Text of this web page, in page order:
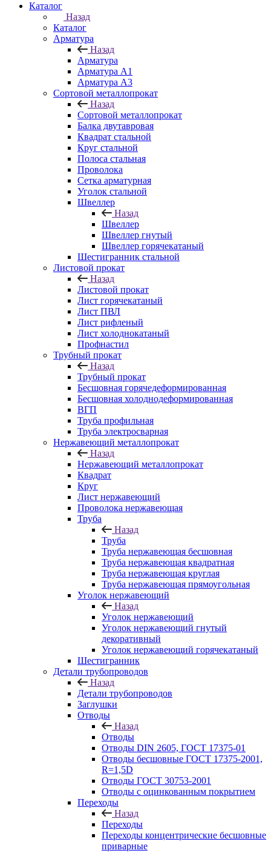
Каталог
Назад
Каталог
Арматура
Назад
Арматура
Арматура A1
Арматура А3
Сортовой металлопрокат
Назад
Сортовой металлопрокат
Балка двутавровая
Квадрат стальной
Круг стальной
Полоса стальная
Проволока
Сетка арматурная
Уголок стальной
Швеллер
Назад
Швеллер
Швеллер гнутый
Швеллер горячекатаный
Шестигранник стальной
Листовой прокат
Назад
Листовой прокат
Лист горячекатаный
Лист ПВЛ
Лист рифленый
Лист холоднокатаный
Профнастил
Трубный прокат
Назад
Трубный прокат
Бесшовная горячедеформированная
Бесшовная холоднодеформированная
ВГП
Труба профильная
Труба электросварная
Нержавеющий металлопрокат
Назад
Нержавеющий металлопрокат
Квадрат
Круг
Лист нержавеющий
Проволока нержавеющая
Труба
Назад
Труба
Труба нержавеющая бесшовная
Труба нержавеющая квадратная
Труба нержавеющая круглая
Труба нержавеющая прямоугольная
Уголок нержавеющий
Назад
Уголок нержавеющий
Уголок нержавеющий гнутый
декоративный
Уголок нержавеющий горячекатаный
Шестигранник
Детали трубопроводов
Назад
Детали трубопроводов
Заглушки
Отводы
Назад
Отводы
Отводы DIN 2605, ГОСТ 17375-01
Отводы бесшовные ГОСТ 17375-2001,
R=1,5D
Отводы ГОСТ 30753-2001
Отводы с оцинкованным покрытием
Переходы
Назад
Переходы
Переходы концентрические бесшовные
приварные